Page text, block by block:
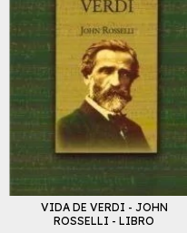
VIDA DE VERDI - JOHN
ROSSELLI - LIBRO